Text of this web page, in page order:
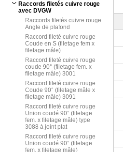
Raccords filetés cuivre rouge
avec DVGW
Raccords filetés cuivre rouge
Angle de plafond
Raccord fileté cuivre rouge
Coude en S (filetage fem x
filetage mâle)
Raccord fileté cuivre rouge
coude 90° (filetage fem. x
filetage mâle) 3001
Raccord fileté cuivre rouge
Coude 90° (filetage mâle x
filetage mâle) 3091
Raccord fileté cuivre rouge
Union coudé 90° (filetage
fem. x filetage mâle) type
3088 à joint plat
Raccord fileté cuivre rouge
Union coudé 90° (filetage
fem. x filetage mâle)